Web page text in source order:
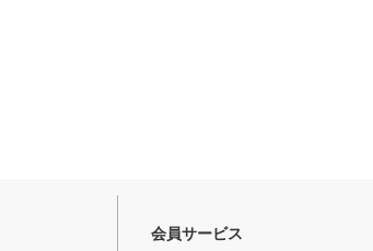
会員サービス